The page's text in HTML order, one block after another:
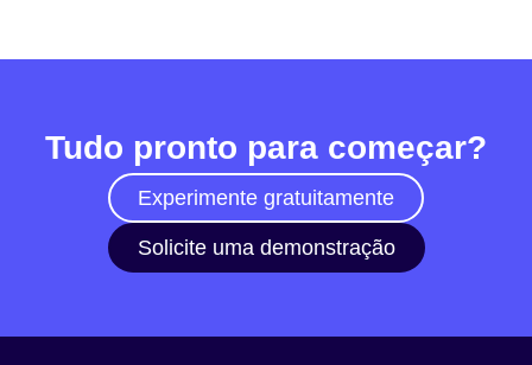
Tudo pronto para começar?
Experimente gratuitamente
Solicite uma demonstração